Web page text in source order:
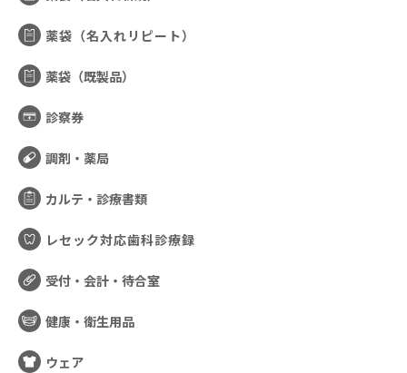
薬袋（名入れリピート）
薬袋（既製品）
診察券
調剤・薬局
カルテ・診療書類
レセック対応歯科診療録
受付・会計・待合室
健康・衛生用品
ウェア